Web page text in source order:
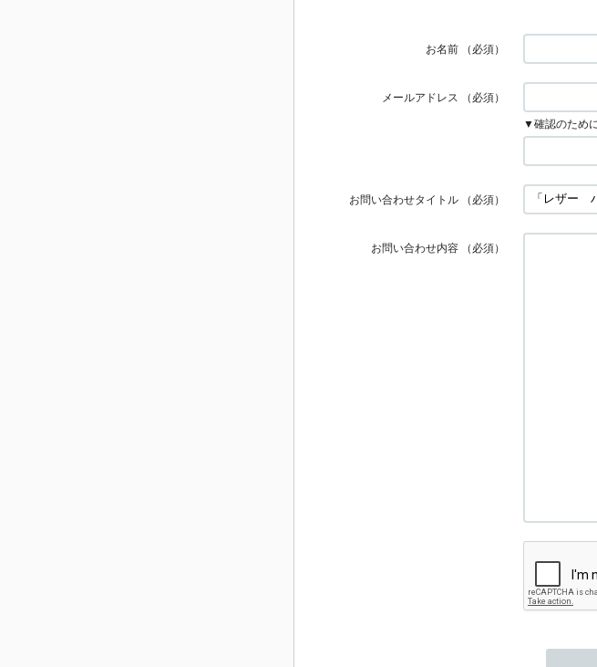
お名前 （必須）
メールアドレス
（必須）
▼確認のため
お問い合わせタイトル （必須）
お問い合わせ内容 （必須）